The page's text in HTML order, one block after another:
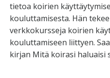
tietoa koirien
kouluttamisesta. Hän
verkkokursseja koirien
kouluttamiseen liittyen.
kirjan Mitä koirasi haluaisi